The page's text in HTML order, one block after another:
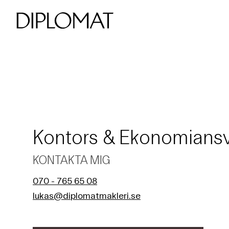
Kontors &
KONTAKTA MIG
070 - 765 65 08
lukas@diplomatmakleri.se